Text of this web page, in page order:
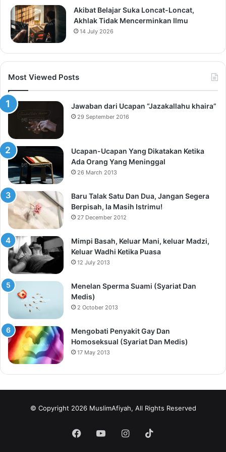
Akibat Belajar Suka Loncat-Loncat,
Akhlak Tidak Mencerminkan Ilmu
14 July 2026
Most Viewed Posts
Jawaban dari Ucapan “Jazakallahu khaira”
29 September 2016
Ucapan-Ucapan Yang Dikatakan Ketika
Ada Orang Yang Meninggal
26 March 2013
Baru Talak Satu Dan Dua, Jangan Segera
Berpisah, Ia Masih Istrimu!
27 December 2012
Mimpi Basah, Keluar Mani, keluar Madzi,
Keluar Wadhi Ketika Puasa
12 July 2013
Menelan Sperma Suami (Syariat Dan
Medis)
2 October 2013
Mengobati Penyakit Gay Dan
Homoseksual (Syariat Dan Medis)
17 May 2013
© Copyright 2026 MuslimAfiyah, All Rights Reserved
Facebook
YouTubeInstagram